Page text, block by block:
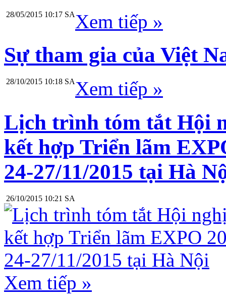
28/05/2015 10:17 SA Xem tiếp »
Sự tham gia của Việt
28/10/2015 10:18 SAXem tiếp »
Lịch trình tóm tắt Hội
kết hợp Triển lãm
24-27/11/2015 tại Hà
26/10/2015 10:21 SA
Xem tiếp »